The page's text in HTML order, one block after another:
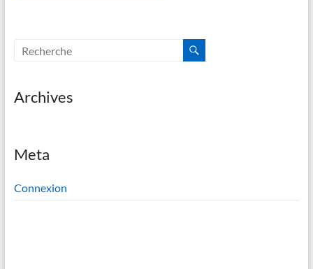
Archives
Meta
Connexion